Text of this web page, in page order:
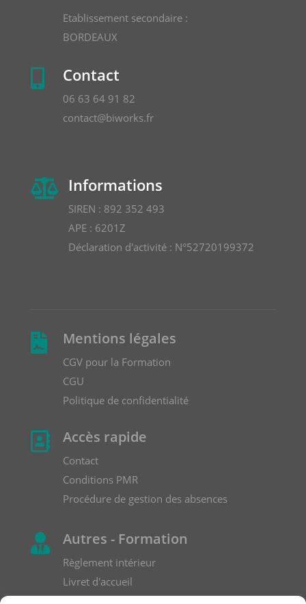
Etablissement secondaire :
BORDEAUX
 Contact
06 63 64 91 82
contact@biworks.fr
 Informations
SIREN : 892 352 493
APE : 6201Z
Déclaration d'activité : N°52720199372
 Mentions légales
CGV pour la Formation
CGU
Politique de confidentialité
 Accès rapide
Contact
Conditions PMR
Procédure de gestion des absences
 Autres - Formation
Règlement intérieur
Livret d'accueil